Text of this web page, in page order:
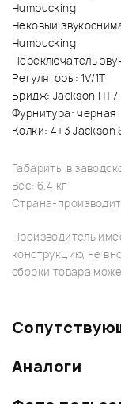
Humbucking
Нековый
Humbucking
Переключатель
Регуляторы: 1V/1Т
Бридж: Jackson
Фурнитура: черная
Колки: 4+3 Jackson
Габариты в
Вес: 6.4 кг
Страна-
Производитель
конструкцию, не
сборки товара
Аналоги